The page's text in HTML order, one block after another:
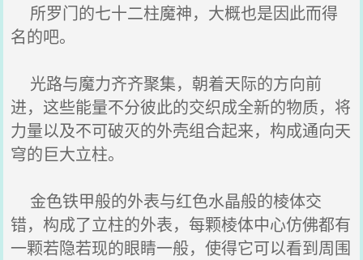
所罗门的七十二柱魔神，大概也是因此而得
名的吧。
光路与魔力齐齐聚集，朝着天际的方向前
进，这些能量不分彼此的交织成全新的物质，将
力量以及不可破灭的外壳组合起来，构成通向天
穹的巨大立柱。
金色铁甲般的外表与红色水晶般的棱体交
错，构成了立柱的外表，每颗棱体中心仿佛都有
一颗若隐若现的眼睛一般，使得它可以看到周围